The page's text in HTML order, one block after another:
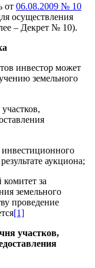
от 06.08.2009 № 10
осуществления
– Декрет № 10).
инвестор может
земельного
аукциона;
за
земельного
проведение
[1]
участков,